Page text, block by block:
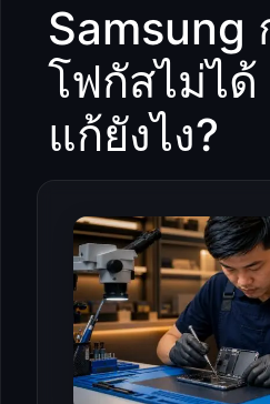
Samsung
โฟกัสไม่ไ
แก้ยังไง?